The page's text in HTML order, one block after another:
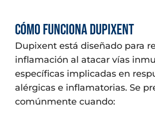
Cómo funciona Dupixent
Dupixent está diseñado para
inflamación al atacar vías
específicas implicadas en
alérgicas e inflamatorias. Se
comúnmente cuando: